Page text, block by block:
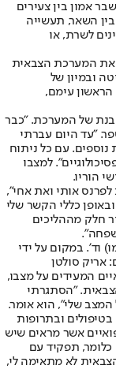
אמון בין צעירים
השאר, תעשייה
לשרת, או
את המערכת הצבאית
ובמיון של
הראשון עימם,
לא מובנת של המערכת. "כבר
"עד היום עברתי
נוספים. עם כל ניתוח
למצבו
אותי ואת אחי",
כללי הקשר שלי
חלק מההליכים
וד'. במקום על ידי
אריק סולטן
המעידים על מצבו,
"הסתגרתי
שלי", הוא אומר.
ובתרופות
אשר מראים שיש
נכות, והם החליטו שאני כשיר לפרופיל 45 - כלומר, תפקיד עם
לא מתאימה לי,